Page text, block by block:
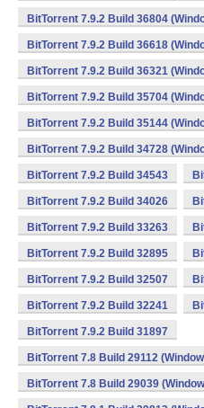
BitTorrent 7.9.2 Build 36804
BitTorrent 7.9.2 Build 36618
BitTorrent 7.9.2 Build 36321
BitTorrent 7.9.2 Build 35704
BitTorrent 7.9.2 Build 35144
BitTorrent 7.9.2 Build 34728
BitTorrent 7.9.2 Build 34543
BitTorrent 7.9.2 Build 34026
BitTorrent 7.9.2 Build 33263
BitTorrent 7.9.2 Build 32895
BitTorrent 7.9.2 Build 32507
BitTorrent 7.9.2 Build 32241
BitTorrent 7.9.2 Build 31897
BitTorrent 7.8 Build 29112
BitTorrent 7.8 Build 29039